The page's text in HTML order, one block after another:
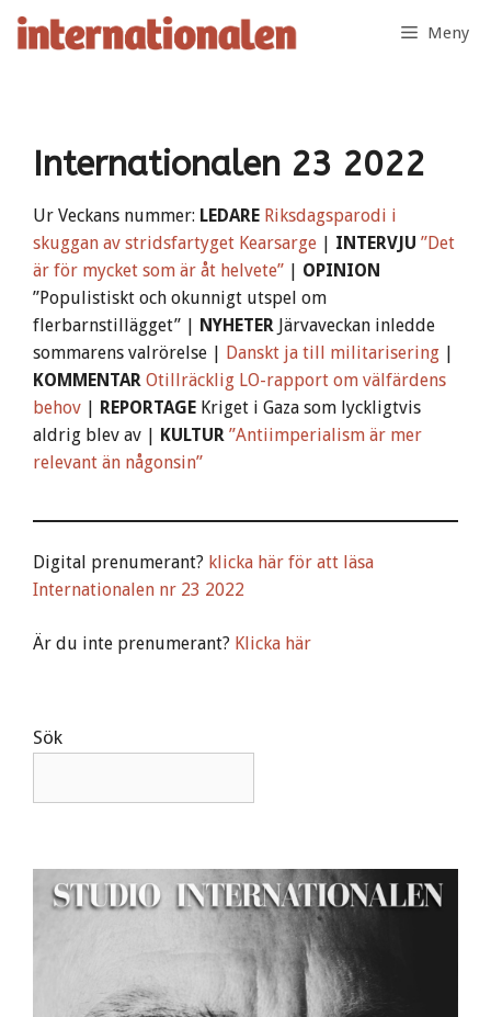
Hoppa
Meny
Internationalen 23 2022
Ur Veckans nummer: LEDARE Riksdagsparodi i
skuggan av stridsfartyget Kearsarge | INTERVJU ”Det
är för mycket som är åt helvete” | OPINION
”Populistiskt och okunnigt utspel om
flerbarnstillägget” | NYHETER Järvaveckan inledde
sommarens valrörelse | Danskt ja till militarisering |
KOMMENTAR Otillräcklig LO-rapport om välfärdens
behov | REPORTAGE Kriget i Gaza som lyckligtvis
aldrig blev av | KULTUR ”Antiimperialism är mer
relevant än någonsin”
Digital prenumerant? klicka här för att läsa
Internationalen nr 23 2022
Är du inte prenumerant? Klicka här
Sök